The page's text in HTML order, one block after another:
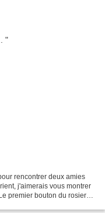
rencontrer deux amies
j'aimerais vous montrer
premier bouton du rosier